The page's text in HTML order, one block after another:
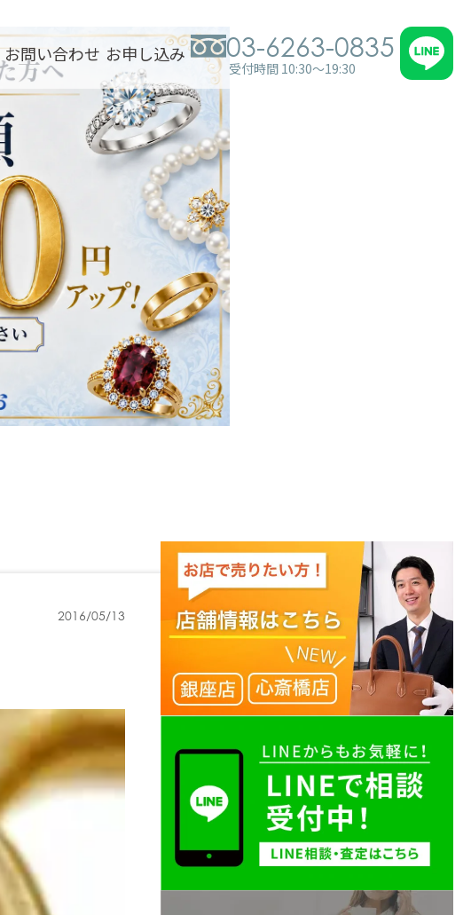
お問い合わせ お申し込み 03-6263-0835
受付時間 10:30～19:30
2016/05/13